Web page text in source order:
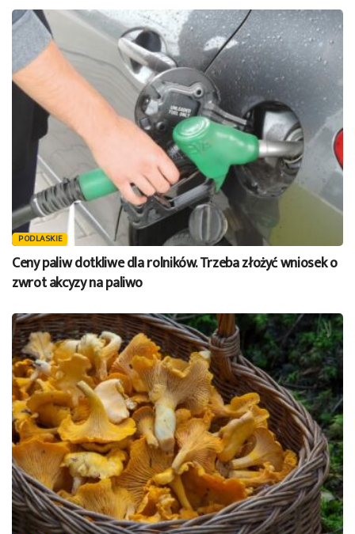
PODLASKIE
Ceny paliw dotkliwe dla rolników. Trzeba złożyć wniosek o
zwrot akcyzy na paliwo